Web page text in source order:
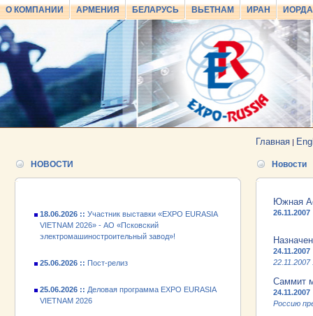
О КОМПАНИИ АРМЕНИЯ БЕЛАРУСЬ ВЬЕТНАМ ИРАН
Главная |
НОВОСТИ
25.06.2026 ::Пост-релиз
25.06.2026 ::Деловая программа EXPO EURASIA
промышленной выставки «EXPO EURASIA
VIETNAM 2026»
VIETNAM 2026» - АО «Псковский
электромашиностроительный завод»!
VIETNAM 2026
Новости
Южная
26.11.2007
24.11.2007
Саммит
24.11.2007
Россию